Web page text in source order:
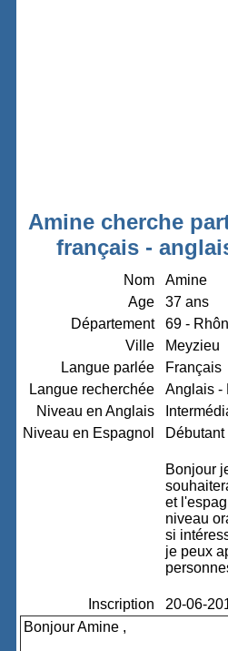
Amine cherche
français -
Nom
Amine
Age
37 ans
Département
69 -
Ville
Meyzieu
Langue parlée
Français
Langue recherchée
Anglais -
Niveau en Anglais
Niveau en Espagnol
Débutant
Bonjour
et
niveau
si
je peux
Inscription
20-06-
Bonjour Amine ,